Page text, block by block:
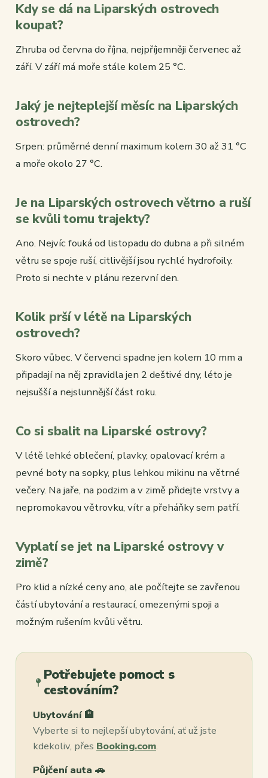
Kdy se dá na Liparských ostrovech
koupat?
Zhruba od června do října, nejpříjemněji červenec až
září. V září má moře stále kolem 25 °C.
Jaký je nejteplejší měsíc na Liparských
ostrovech?
Srpen: průměrné denní maximum kolem 30 až 31 °C
a moře okolo 27 °C.
Je na Liparských ostrovech větrno a ruší
se kvůli tomu trajekty?
Ano. Nejvíc fouká od listopadu do dubna a při silném
větru se spoje ruší, citlivější jsou rychlé hydrofoily.
Proto si nechte v plánu rezervní den.
Kolik prší v létě na Liparských
ostrovech?
Skoro vůbec. V červenci spadne jen kolem 10 mm a
připadají na něj zpravidla jen 2 deštivé dny, léto je
nejsušší a nejslunnější část roku.
Co si sbalit na Liparské ostrovy?
V létě lehké oblečení, plavky, opalovací krém a
pevné boty na sopky, plus lehkou mikinu na větrné
večery. Na jaře, na podzim a v zimě přidejte vrstvy a
nepromokavou větrovku, vítr a přeháňky sem patří.
Vyplatí se jet na Liparské ostrovy v
zimě?
Pro klid a nízké ceny ano, ale počítejte se zavřenou
částí ubytování a restaurací, omezenými spoji a
možným rušením kvůli větru.
Potřebujete pomoct s
cestováním?
Ubytování 🏨
Vyberte si to nejlepší ubytování, ať už jste
kdekoliv, přes Booking.com.
Půjčení auta 🚗